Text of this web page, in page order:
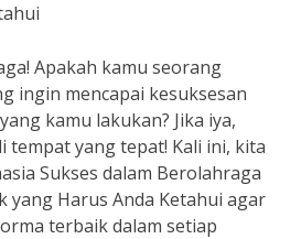
Apakah kamu seorang
ingin mencapai kesuksesan
kamu lakukan? Jika iya,
tempat yang tepat! Kali ini, kita
Sukses dalam Berolahraga
yang Harus Anda Ketahui agar
terbaik dalam setiap